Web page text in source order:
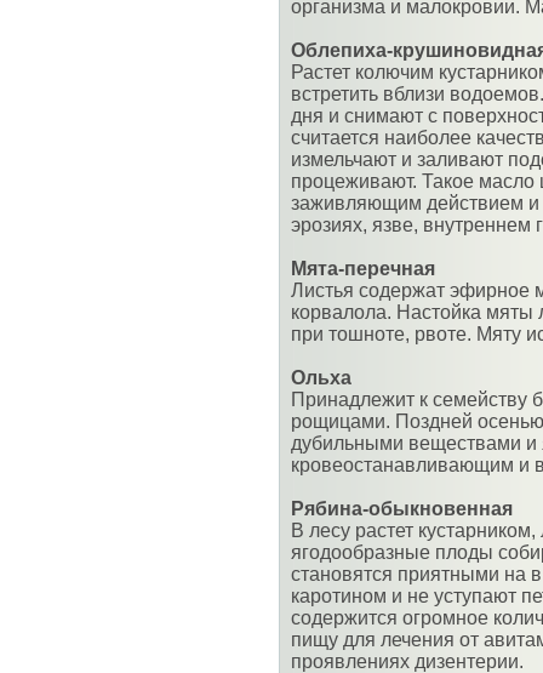
организма и малокровии.
Облепиха-
Растет колючим
встретить вблизи
дня и снимают с
считается наиболее
измельчают и заливают
процеживают. Такое масло
заживляющим действием и
эрозиях, язве, внутреннем
Мята-перечная
Листья содержат эфирное
корвалола. Настойка мяты
при тошноте, рвоте. Мяту
Ольха
Принадлежит к семейству
рощицами. Поздней
дубильными веществами
кровеостанавливающим и
Рябина-обыкновенная
В лесу растет
ягодообразные плоды
становятся приятными на
каротином и не уступают
содержится огромное
пищу для лечения от
проявлениях дизентерии.